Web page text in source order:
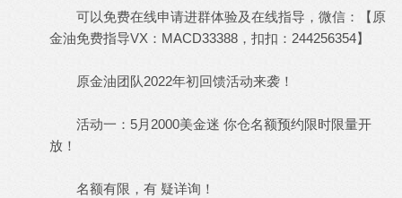
可以免费在线申请进群体验及在线指导，微信：【原
金油免费指导VX：MACD33388，扣扣：244256354】
原金油团队2022年初回馈活动来袭！
活动一：5月2000美金迷 你仓名额预约限时限量开
放！
名额有限，有 疑详询！